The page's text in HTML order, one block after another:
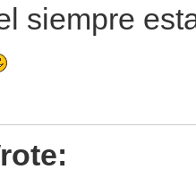
siempre